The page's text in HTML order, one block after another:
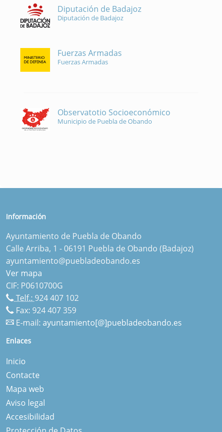
Diputación de Badajoz
Diputación de Badajoz
Fuerzas Armadas
Fuerzas Armadas
Observatotio Socioeconómico
Municipio de Puebla de Obando
Información
Ayuntamiento de Puebla de Obando
Calle Arriba, 1 - 06191 Puebla de Obando (Badajoz)
ayuntamiento@puebladeobando.es
Ver mapa
CIF: P0610700G
Telf.: 924 407 102
Fax: 924 407 359
E-mail: ayuntamiento[@]puebladeobando.es
Enlaces
Inicio
Contacte
Mapa web
Aviso legal
Accesibilidad